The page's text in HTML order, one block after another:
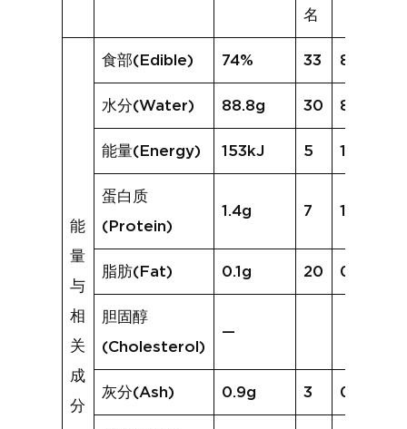
名
能
量
与
相
关
成
分
食部(Edible) 74% 33 89%
水分(Water) 88.8g 30 88.7g
能量(Energy) 153kJ 5 187kJ
蛋白质
(Protein)
1.4g 7 1.6g
脂肪(Fat) 0.1g 20 0.6g
胆固醇
(Cholesterol)
—
灰分(Ash) 0.9g 3 0.7g